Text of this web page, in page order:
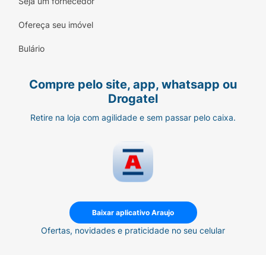
Ofereça seu imóvel
Bulário
Compre pelo site, app, whatsapp ou
Drogatel
Retire na loja com agilidade e sem passar pelo caixa.
Baixar aplicativo Araujo
Ofertas, novidades e praticidade no seu celular